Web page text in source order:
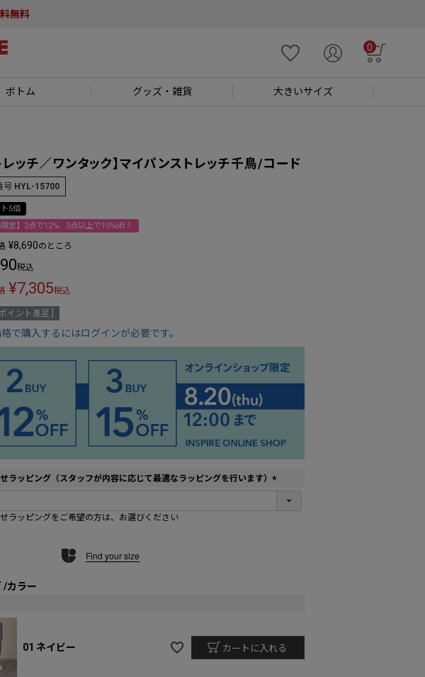
無料
0
ボトム グッズ ・雑貨 大きいサイズ
01 ネイビー
レッチ／ワンタック】マイパンストレッチ千鳥/コード
号 HYL-15700
5倍
限定】2点で12%、3点以上で15%off！
¥8,690のところ
税込
¥7,305税込
イント進呈 ]
で購入するにはログインが必要です。
ラッピング（スタッフが内容に応じて最適なラッピングを行います）
(
ラッピングをご希望の方は、お選びください
Find your size
カラー
01 ネイビー カートに入れる